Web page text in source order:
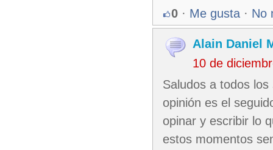
0 · Me gusta · No
Alain Daniel
10 de
Saludos a todos
opinión es el
opinar y escribir lo
estos momentos